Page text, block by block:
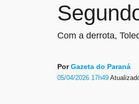
Com a derrota,
PorGazeta do Paraná
05/04/2026 17h49